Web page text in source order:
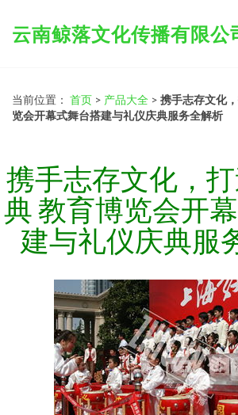
云南鲸落文化传播有限公
当前位置： 首页 > 产品大全 > 携手志存文化
览会开幕式舞台搭建与礼仪庆典服务全解析
携手志存文化，
典 教育博览会开
建与礼仪庆典服